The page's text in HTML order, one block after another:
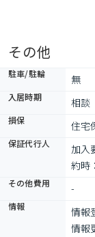
その他
駐車/駐輪 無
入居時期 相談
損保 住宅
保証代行人
加入
約時
その他費用 -
情報 情報
情報